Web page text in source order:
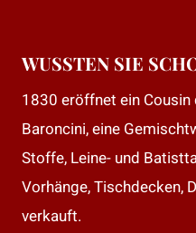
WUSSTEN SIE
1830 eröffnet ein
Baroncini, eine
Stoffe, Leine- und
Vorhänge, Tischdecken,
verkauft.